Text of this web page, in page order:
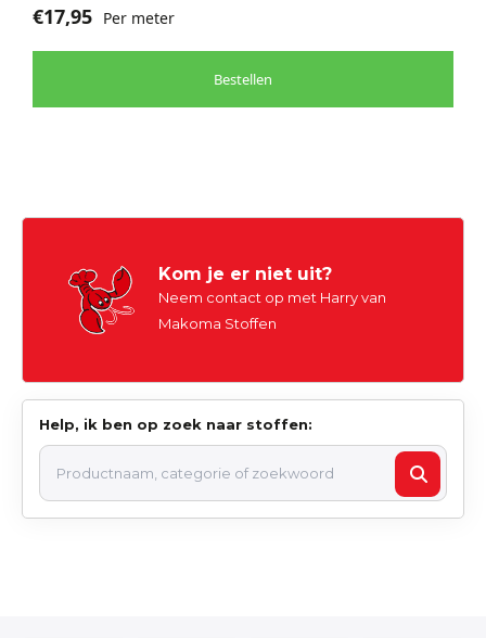
€17,95 Per meter
Bestellen
Kom je er niet uit?
Neem contact op met Harry van
Makoma Stoffen
Help, ik ben op zoek naar stoffen: